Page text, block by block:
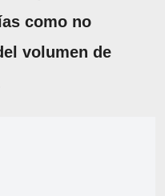
como no
volumen de